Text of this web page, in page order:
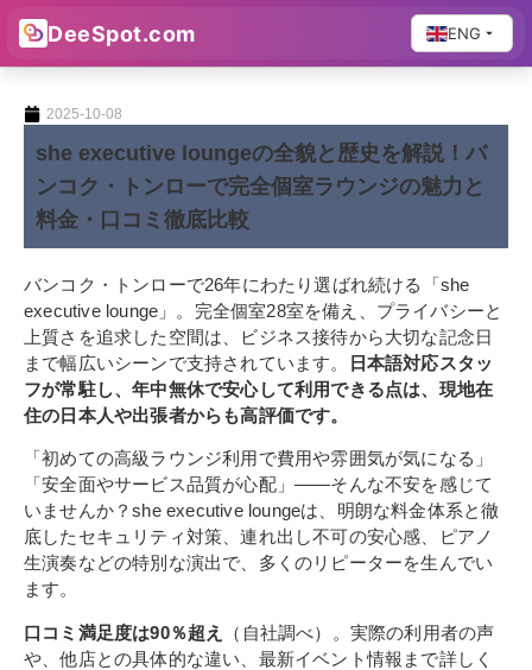
DeeSpot.com ENG
2025-10-08
she executive loungeの全貌と歴史を解説！バ
ンコク・トンローで完全個室ラウンジの魅力と
料金・口コミ徹底比較
バンコク・トンローで26年にわたり選ばれ続ける「she
executive lounge」。完全個室28室を備え、プライバシーと
上質さを追求した空間は、ビジネス接待から大切な記念日
まで幅広いシーンで支持されています。
日本語対応スタッ
フが常駐し、年中無休で安心して利用できる点は、現地在
住の日本人や出張者からも高評価です。
「初めての高級ラウンジ利用で費用や雰囲気が気になる」
「安全面やサービス品質が心配」——そんな不安を感じて
いませんか？she executive loungeは、明朗な料金体系と徹
底したセキュリティ対策、連れ出し不可の安心感、ピアノ
生演奏などの特別な演出で、多くのリピーターを生んでい
ます。
口コミ満足度は90％超え
（自社調べ）。実際の利用者の声
や、他店との具体的な違い、最新イベント情報まで詳しく